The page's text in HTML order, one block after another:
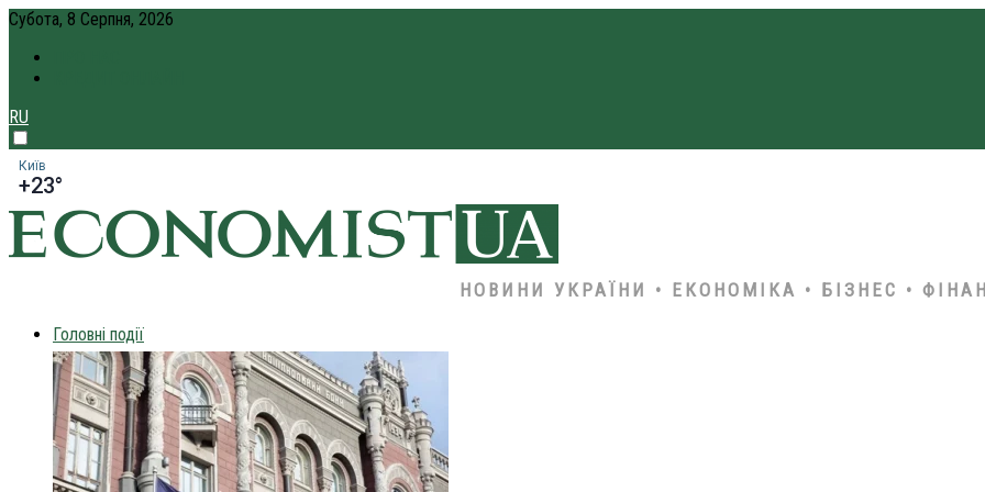
Субота, 8 Серпня, 2026
RU
Київ
+23°
НОВИНИ УКРАЇНИ • ЕКОНОМІКА • БІЗНЕС •
Головні події